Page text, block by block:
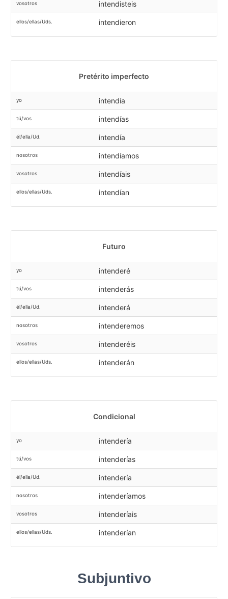
vosotros intendisteis
ellos/ellas/Uds. intendieron
Pretérito imperfecto
yo intendía
tú/vos intendías
él/ella/Ud. intendía
nosotros intendíamos
vosotros intendíais
ellos/ellas/Uds. intendían
Futuro
yo intenderé
tú/vos intenderás
él/ella/Ud. intenderá
nosotros intenderemos
vosotros intenderéis
ellos/ellas/Uds. intenderán
Condicional
yo intendería
tú/vos intenderías
él/ella/Ud. intendería
nosotros intenderíamos
vosotros intenderíais
ellos/ellas/Uds. intenderían
Subjuntivo